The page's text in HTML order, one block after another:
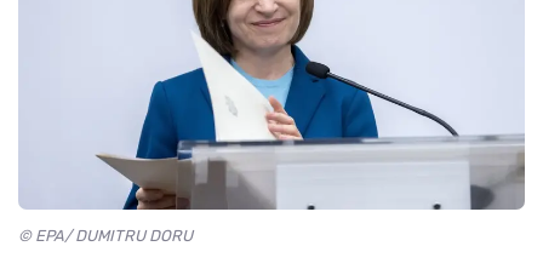
© EPA/ DUMITRU DORU